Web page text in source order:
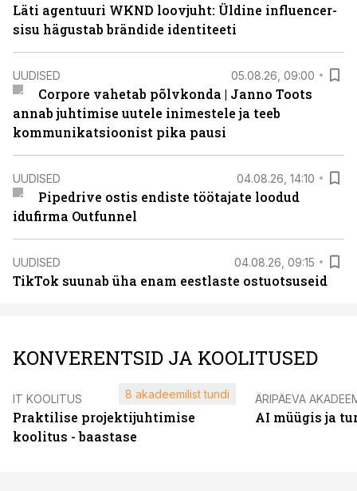
Läti agentuuri WKND loovjuht: Üldine influencer-
sisu hägustab brändide identiteeti
UUDISED 05.08.26, 09:00
Corpore vahetab põlvkonda | Janno Toots
annab juhtimise uutele inimestele ja teeb
kommunikatsioonist pika pausi
UUDISED 04.08.26, 14:10
Pipedrive ostis endiste töötajate loodud
idufirma Outfunnel
UUDISED 04.08.26, 09:15
TikTok suunab üha enam eestlaste ostuotsuseid
KONVERENTSID JA KOOLITUSED
IT KOOLITUS
Praktilise projektijuhtimise
koolitus - baastase
8 akadeemilist tundi ÄRIPÄEVA
AI müügis ja